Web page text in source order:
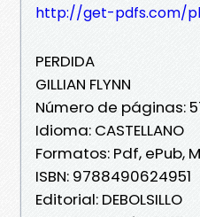
http://get-pdfs.com/
PERDIDA
GILLIAN FLYNN
Número de páginas:
Idioma: CASTELLANO
Formatos: Pdf, ePub,
ISBN: 9788490624951
Editorial: DEBOLSILLO